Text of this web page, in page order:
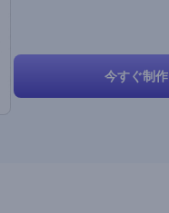
今すぐ制作